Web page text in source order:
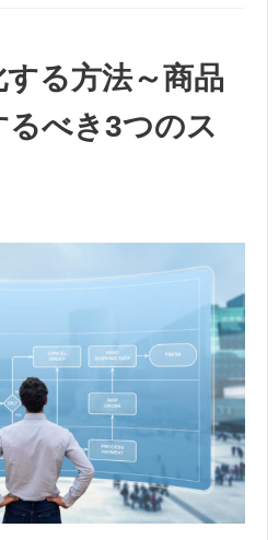
る方法～商品
べき3つのス